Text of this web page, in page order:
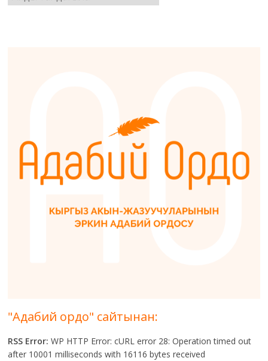
"Адабий ордо" сайтынан:
RSS Error: WP HTTP Error: cURL error 28: Operation timed out
after 10001 milliseconds with 16116 bytes received